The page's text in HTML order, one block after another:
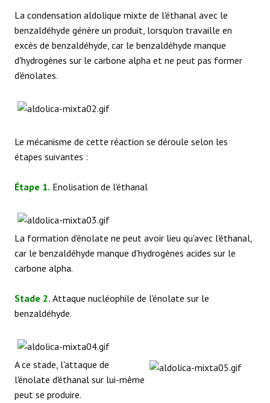
La condensation aldolique mixte de l'éthanal avec le
benzaldéhyde génère un produit, lorsqu'on travaille en
excès de benzaldéhyde, car le benzaldéhyde manque
d'hydrogènes sur le carbone alpha et ne peut pas former
d'énolates.
Le mécanisme de cette réaction se déroule selon les
étapes suivantes :
Étape 1. Enolisation de l'éthanal
La formation d'énolate ne peut avoir lieu qu'avec l'éthanal,
car le benzaldéhyde manque d'hydrogènes acides sur le
carbone alpha.
Stade 2. Attaque nucléophile de l'énolate sur le
benzaldéhyde.
A ce stade, l'attaque de
l'énolate d'éthanal sur lui-même
peut se produire.